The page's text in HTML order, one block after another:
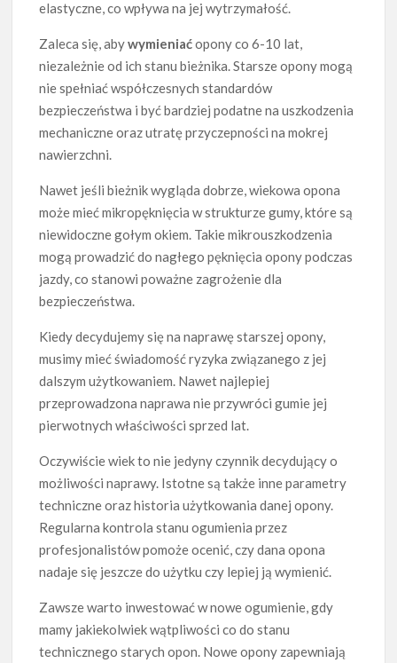
elastyczne, co wpływa na jej wytrzymałość.
Zaleca się, abywymieniaćopony co 6-10 lat,
niezależnie od ich stanu bieżnika. Starsze opony mogą
nie spełniać współczesnych standardów
bezpieczeństwa i być bardziej podatne na uszkodzenia
mechaniczne oraz utratę przyczepności na mokrej
nawierzchni.
Nawet jeśli bieżnik wygląda dobrze, wiekowa opona
może mieć mikropęknięcia w strukturze gumy, które są
niewidoczne gołym okiem. Takie mikrouszkodzenia
mogą prowadzić do nagłego pęknięcia opony podczas
jazdy, co stanowi poważne zagrożenie dla
bezpieczeństwa.
Kiedy decydujemy się na naprawę starszej opony,
musimy mieć świadomość ryzyka związanego z jej
dalszym użytkowaniem. Nawet najlepiej
przeprowadzona naprawa nie przywróci gumie jej
pierwotnych właściwości sprzed lat.
Oczywiście wiek to nie jedyny czynnik decydujący o
możliwości naprawy. Istotne są także inne parametry
techniczne oraz historia użytkowania danej opony.
Regularna kontrola stanu ogumienia przez
profesjonalistów pomoże ocenić, czy dana opona
nadaje się jeszcze do użytku czy lepiej ją wymienić.
Zawsze warto inwestować w nowe ogumienie, gdy
mamy jakiekolwiek wątpliwości co do stanu
technicznego starych opon. Nowe opony zapewniają